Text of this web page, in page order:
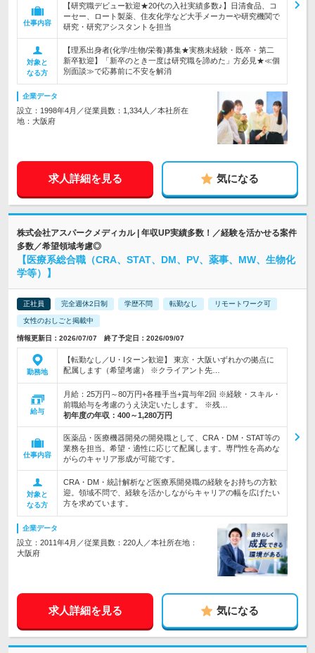
仕事内容
【研究職デビュー歓迎★20代の入社実績多数♪】日清食品、コ
ーセー、ロート製薬、住友化学など大手メーカーや研究機関で
研究・研究アシスタントを担当
対象と
なる方
【理系出身者(化学/生物/栄養)募集★実務未経験・既卒・第二
新卒歓迎】「新卒のとき一度は研究職を諦めた」方必見★≪個
別面談≫で応募前に不安を解消
企業データ
設立：1998年4月／従業員数：1,334人／本社所在
地：大阪府
求人詳細を見る 気になる
株式会社アスパークメディカル | 年収UP実績多数！／経験を活かせる案件
多数／希望領域考慮◎
【医療系総合職（CRA、STAT、DM、PV、薬事、MW、生物化
学等）】
正社員 完全週休2日制 学歴不問 転勤なし リモートワーク可
女性のおしごと掲載中
情報更新日：2026/07/07 終了予定日：2026/09/07
勤務地
【転勤なし／U・Iターン歓迎】 東京・大阪いずれかの拠点に
配属します（希望考慮） ※クライアント先…
給与
月給：25万円～80万円+各種手当+賞与年2回 ※経験・スキル・
前職給与を考慮のうえ決定いたします。 ※残…
初年度の年収： 400～1,280万円
仕事内容
医薬品・医療機器開発の開発職として、CRA・DM・STAT等の
業務を担当。希望・適性に応じて配属します。専門性を高めな
がらのキャリア形成が可能です。
対象と
なる方
CRA・DM・統計解析など医療系開発職の経験をお持ちの方歓
迎。領域不問で、経験を活かしながらキャリアの幅を広げたい
方を求めています。
企業データ
設立：2011年4月／従業員数：220人／本社所在地：
大阪府
求人詳細を見る 気になる